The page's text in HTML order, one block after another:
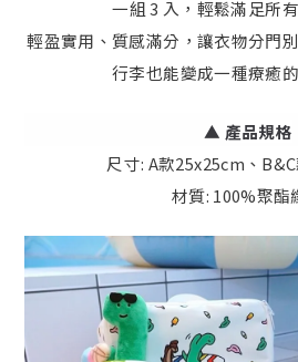
一組 3 入，輕鬆滿足所
輕盈實用、質感滿分，讓衣物分門
行李也能變成一種療癒
▲ 產品規格
尺寸: A款25x25cm、
材質: 100%聚酯